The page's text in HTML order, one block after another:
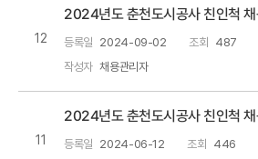
12
2024년도 춘천도시공사 친인척
등록일 2024-09-02 조회 487
작성자 채용관리자
11
2024년도 춘천도시공사 친인척
등록일 2024-06-12 조회 446